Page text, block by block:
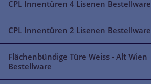
CPL Innentüren 4 Lisenen Bestellware
CPL Innentüren 2 Lisenen Bestellware
Flächenbündige Türe Weiss - Alt Wien
Bestellware